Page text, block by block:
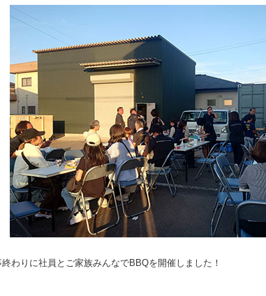
わりに社員とご家族みんなでBBQを開催しました！